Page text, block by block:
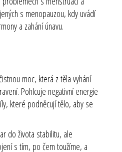
s menopauzou, kdy uvádí
a zahání únavu.
moc, která z těla vyhání
Pohlcuje negativní energie
které podněcují tělo, aby se
do života stabilitu, ale
s tím, po čem toužíme, a